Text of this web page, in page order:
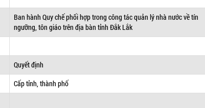
Ban hành Quy chế phối hợp trong công tác quản lý nhà nước về tín
ngưỡng, tôn giáo trên địa bàn tỉnh Đắk Lắk
Quyết định
Cấp tỉnh, thành phố